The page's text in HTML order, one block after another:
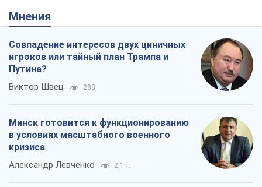
Мнения
Совпадение интересов двух циничных
игроков или тайный план Трампа и
Путина?
Виктор Швец 288
Минск готовится к функционированию
в условиях масштабного военного
кризиса
Александр Левченко 2,1 т.